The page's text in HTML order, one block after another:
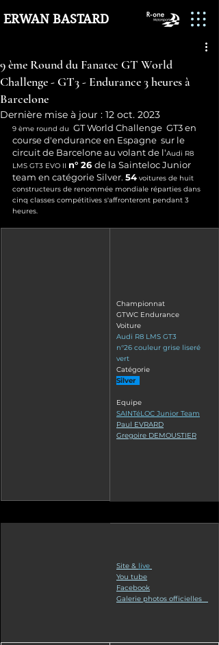
ERWAN BASTARD
9 ème Round du Fanatec GT World
Challenge - GT3 - Endurance 3 heures à
Barcelone
Dernière mise à jour : 12 oct. 2023
9 ème round du
  GT World Challenge  GT3 en
course d'endurance en Espagne  sur le
circuit de Barcelone au volant de l'Audi R8
LMS GT3 EVO II n° 26 de la Sainteloc Junior
team en catégorie Silver. 54 voitures de huit
constructeurs de renommée mondiale réparties dans
cinq classes compétitives s'affronteront pendant 3
heures.
Championnat
GTWC Endurance
Voiture
Audi R8 LMS GT3
n°26 couleur grise liseré
vert
Catégorie
Silver
Equipe
SAINTéLOC Junior Team
Paul EVRARD
Gregoire DEMOUSTIER
Site & live
You tube
Facebook
Galerie photos officielles